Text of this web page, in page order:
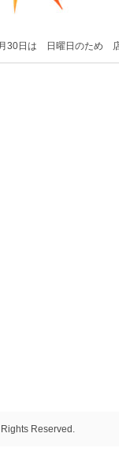
30日は 日曜日のため 店
Reserved.